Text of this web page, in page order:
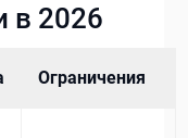
в 2026
Ограничения